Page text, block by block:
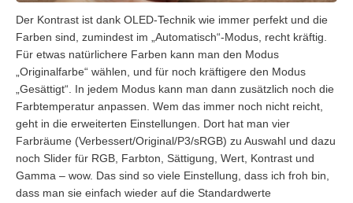
Der Kontrast ist dank OLED-Technik wie immer perfekt und die
Farben sind, zumindest im „Automatisch“-Modus, recht kräftig.
Für etwas natürlichere Farben kann man den Modus
„Originalfarbe“ wählen, und für noch kräftigere den Modus
„Gesättigt“. In jedem Modus kann man dann zusätzlich noch die
Farbtemperatur anpassen. Wem das immer noch nicht reicht,
geht in die erweiterten Einstellungen. Dort hat man vier
Farbräume (Verbessert/Original/P3/sRGB) zu Auswahl und dazu
noch Slider für RGB, Farbton, Sättigung, Wert, Kontrast und
Gamma – wow. Das sind so viele Einstellung, dass ich froh bin,
dass man sie einfach wieder auf die Standardwerte